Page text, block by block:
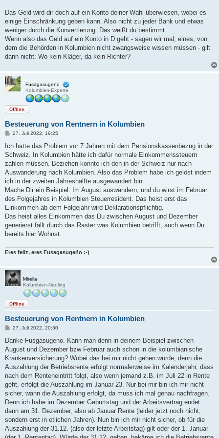
Das Geld wird dir doch auf ein Konto deiner Wahl überwiesen, wobei es
einige Einschränkung geben kann. Also nicht zu jeder Bank und etwas
weniger durch die Konvertierung. Das weißt du bestimmt.
Wenn also das Geld auf ein Konto in D geht - sagen wir mal, eines, von
dem die Behörden in Kolumbien nicht zwangsweise wissen müssen - gilt
dann nicht: Wo kein Kläger, da kein Richter?
Fusagasugeno
Kolumbien-Experte
Offline
Besteuerung von Rentnern in Kolumbien
B
i
r
a
27. Juli 2022, 19:25
Ich hatte das Problem vor 7 Jahren mit dem Pensionskassenbezug in der
Schweiz. In Kolumbien hätte ich dafür normale Einkommenssteuern
zahlen müssen. Beziehen konnte ich den in der Schweiz nur nach
Auswanderung nach Kolumbien. Also das Problem habe ich gelöst indem
ich in der zweiten Jahreshälfte ausgewandert bin.
Mache Dir ein Beispiel: Im August auswandern, und du wirst im Februar
des Folgejahres in Kolumbien Steuerresident. Das heist erst das
Einkommen ab dem Folgejahr wird Deklarationspflichtig.
Das heist alles Einkommen das Du zwischen August und Dezember
generierst fällt durch das Raster was Kolumbien betrifft, auch wenn Du
bereits hier Wohnst.
Eres feliz, eres Fusagasugeño :-)
Mirella
Kolumbien-Neuling
Offline
Besteuerung von Rentnern in Kolumbien
B
i
r
a
27. Juli 2022, 20:30
Danke Fusgasugeno. Kann man denn in deinem Beispiel zwischen
August und Dezember bzw Februar auch schon in die kolumbianische
Krankenversicherung? Wobei das bei mir nicht gehen würde, denn die
Auszahlung der Betriebsrente erfolgt normalerweise im Kalenderjahr, dass
nach dem Renteneintritt folgt, also wenn jemand z.B. im Juli 22 in Rente
geht, erfolgt die Auszahlung im Januar 23. Nur bei mir bin ich mir nicht
sicher, wann die Auszahlung erfolgt, da muss ich mal genau nachfragen.
Denn ich habe im Dezember Geburtstag und der Arbeitsvertrag endet
dann am 31. Dezember, also ab Januar Rente (leider jetzt noch nicht,
sondern erst in etlichen Jahren). Nun bin ich mir nicht sicher, ob für die
Auszahlung der 31.12. (also der letzte Arbeitstag) gilt oder der 1. Januar